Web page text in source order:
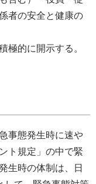
者の安全と健康の
極的に開示する。
事態発生時に速や
ト規定」の中で緊
生時の体制は、日